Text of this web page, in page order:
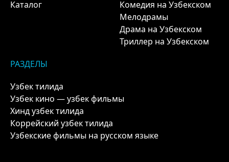
Каталог
Комедия на Узбекском
Мелодрамы
Драма на Узбекском
Триллер на Узбекском
РАЗДЕЛЫ
Узбек тилида
Узбек кино — узбек фильмы
Хинд узбек тилида
Коррейский узбек тилида
Узбекские фильмы на русском языке